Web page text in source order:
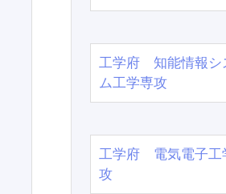
工学府 知能情報シ
ム工学専攻
工学府 電気電子工
攻